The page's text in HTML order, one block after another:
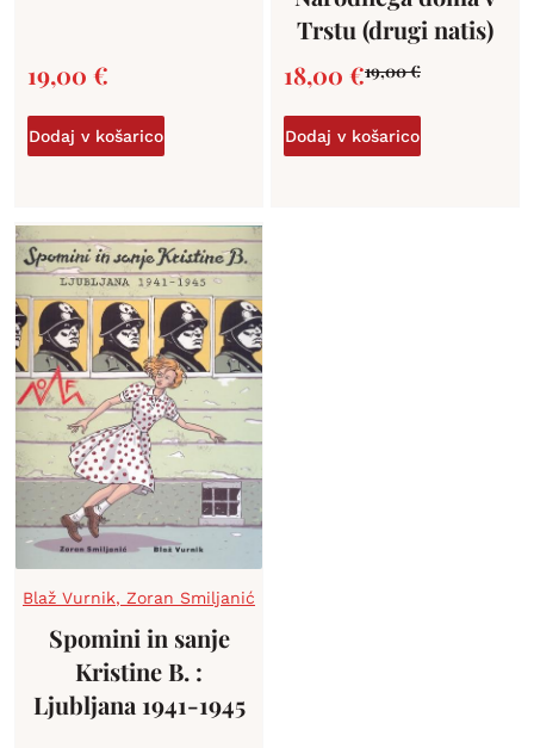
19,00 €
Dodaj v košarico
Trstu (drugi natis)
19,00€
18,00 €
Dodaj v košarico
Blaž Vurnik, Zoran Smiljanić
Spomini in sanje
Kristine B. :
Ljubljana 1941-1945